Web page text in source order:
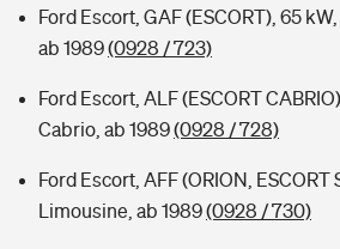
Ford Escort, GAF (ESCORT), 65
ab 1989(0928 / 723)
Ford Escort, ALF (ESCORT
Cabrio, ab 1989(0928 / 728)
Ford Escort, AFF (ORION, ESCORT
Limousine, ab 1989(0928 / 730)